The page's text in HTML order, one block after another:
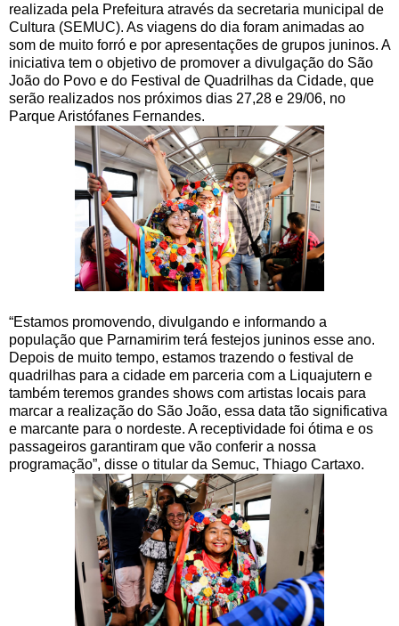
realizada pela Prefeitura através da secretaria municipal de
Cultura (SEMUC). As viagens do dia foram animadas ao
som de muito forró e por apresentações de grupos juninos. A
iniciativa tem o objetivo de promover a divulgação do São
João do Povo e do Festival de Quadrilhas da Cidade, que
serão realizados nos próximos dias 27,28 e 29/06, no
Parque Aristófanes Fernandes.
“Estamos promovendo, divulgando e informando a
população que Parnamirim terá festejos juninos esse ano.
Depois de muito tempo, estamos trazendo o festival de
quadrilhas para a cidade em parceria com a Liquajutern e
também teremos grandes shows com artistas locais para
marcar a realização do São João, essa data tão significativa
e marcante para o nordeste. A receptividade foi ótima e os
passageiros garantiram que vão conferir a nossa
programação”, disse o titular da Semuc, Thiago Cartaxo.